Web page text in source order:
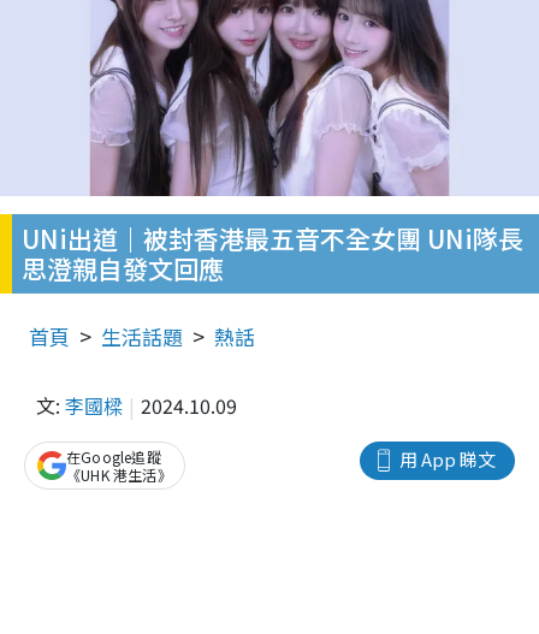
UNi出道｜被封香港最五音不全女團 UNi隊長
思澄親自發文回應
首頁 生活話題 熱話
文: 李國樑 2024.10.09
用 App 睇文
在Google追蹤
《UHK 港生活》